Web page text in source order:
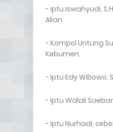
- Iptu Iswahyudi,
Alian.
- Kompol Untung
Kebumen.
- Iptu Edy Wibowo,
- Iptu Walali
- Iptu Nurhadi,